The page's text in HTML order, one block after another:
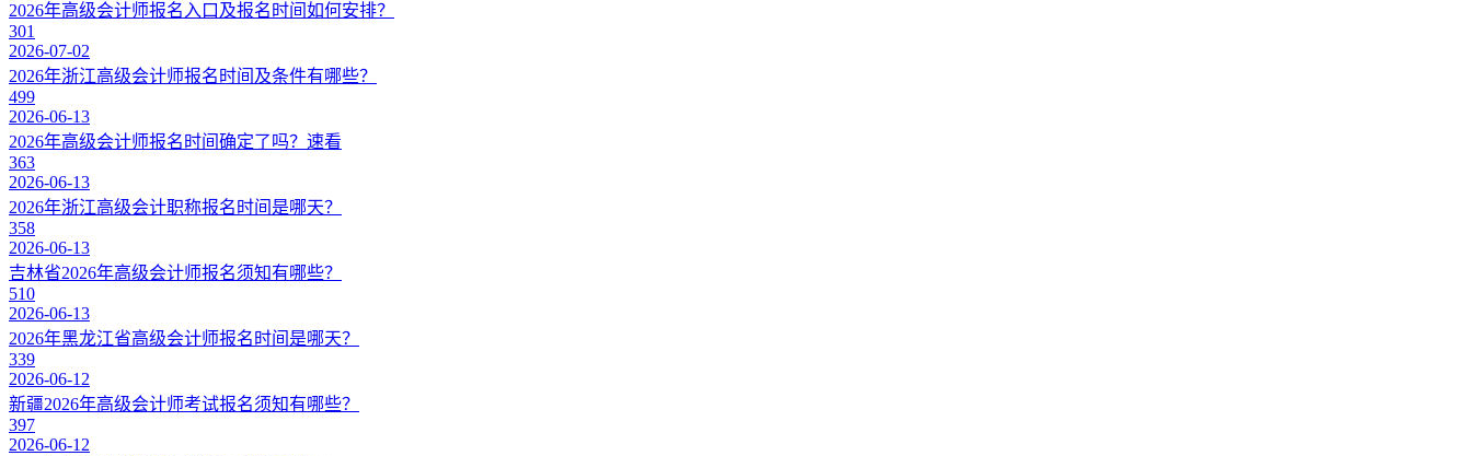
2026年高级会计师报名入口及报名时间如何安排？
301
2026-07-02
2026年浙江高级会计师报名时间及条件有哪些？
499
2026-06-13
2026年高级会计师报名时间确定了吗？速看
363
2026-06-13
2026年浙江高级会计职称报名时间是哪天？
358
2026-06-13
吉林省2026年高级会计师报名须知有哪些？
510
2026-06-13
2026年黑龙江省高级会计师报名时间是哪天？
339
2026-06-12
新疆2026年高级会计师考试报名须知有哪些？
397
2026-06-12